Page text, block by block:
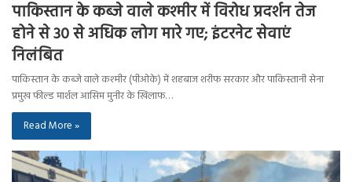
पाकिस्तान के कब्जे वाले कश्मीर में विरोध प्रदर्शन तेज
होने से 30 से अधिक लोग मारे गए; इंटरनेट सेवाएं
निलंबित
पाकिस्तान के कब्जे वाले कश्मीर (पीओके) में शहबाज शरीफ सरकार और पाकिस्तानी सेना
प्रमुख फील्ड मार्शल आसिम मुनीर के खिलाफ…
Read More »